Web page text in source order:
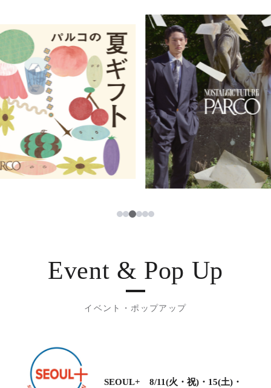
ニュース
レストラン・カフェ
TAX FREE
PARCOメンバーズ
JP
한국어
ภาษาไทย
日本語
12345
Event & Pop Up
イベント・ポップアップ
SEOUL+ 8/11(火・祝)・15(土)・